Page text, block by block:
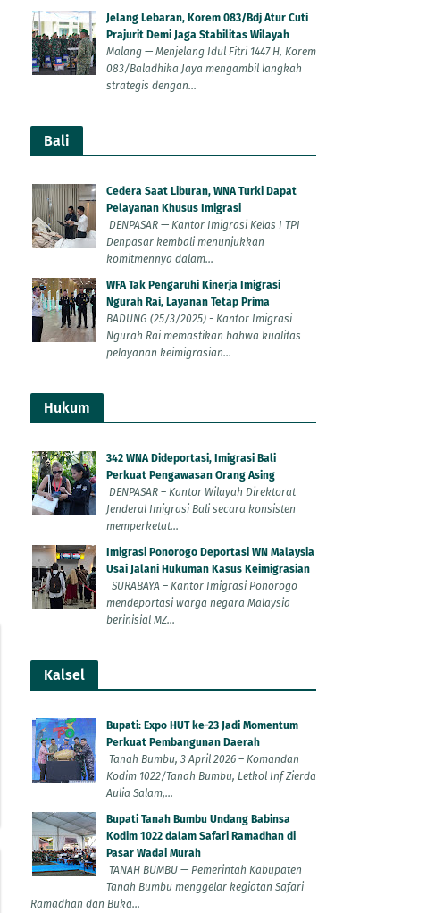
Jelang Lebaran, Korem 083/Bdj Atur Cuti
Prajurit Demi Jaga Stabilitas Wilayah
Malang — Menjelang Idul Fitri 1447 H, Korem
083/Baladhika Jaya mengambil langkah
strategis dengan...
Bali
Cedera Saat Liburan, WNA Turki Dapat
Pelayanan Khusus Imigrasi
DENPASAR — Kantor Imigrasi Kelas I TPI
Denpasar kembali menunjukkan
komitmennya dalam...
WFA Tak Pengaruhi Kinerja Imigrasi
Ngurah Rai, Layanan Tetap Prima
BADUNG (25/3/2025) - Kantor Imigrasi
Ngurah Rai memastikan bahwa kualitas
pelayanan keimigrasian...
Hukum
342 WNA Dideportasi, Imigrasi Bali
Perkuat Pengawasan Orang Asing
DENPASAR – Kantor Wilayah Direktorat
Jenderal Imigrasi Bali secara konsisten
memperketat...
Imigrasi Ponorogo Deportasi WN Malaysia
Usai Jalani Hukuman Kasus Keimigrasian
SURABAYA – Kantor Imigrasi Ponorogo
mendeportasi warga negara Malaysia
berinisial MZ...
Kalsel
Bupati: Expo HUT ke-23 Jadi Momentum
Perkuat Pembangunan Daerah
Tanah Bumbu, 3 April 2026 – Komandan
Kodim 1022/Tanah Bumbu, Letkol Inf Zierda
Aulia Salam,...
Bupati Tanah Bumbu Undang Babinsa
Kodim 1022 dalam Safari Ramadhan di
Pasar Wadai Murah
TANAH BUMBU — Pemerintah Kabupaten
Tanah Bumbu menggelar kegiatan Safari
Ramadhan dan Buka...